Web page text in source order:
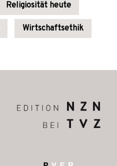
Religiosität heute
Wirtschaftsethik